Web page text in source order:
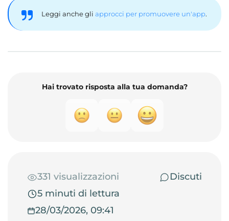
Leggi anche gli approcci per promuovere un'app.
Hai trovato risposta alla tua domanda?
331 visualizzazioni
Discuti
5 minuti di lettura
28/03/2026, 09:41